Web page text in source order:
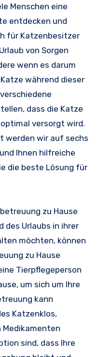
Menschen eine
entdecken und
für Katzenbesitzer
von Sorgen
wenn es darum
während dieser
dass die Katze
versorgt wird.
werden wir auf sechs
Ihnen hilfreiche
die beste Lösung für
zu Hause
des Urlaubs in ihrer
möchten, können
zu Hause
Tierpflegeperson
um sich um Ihre
kann
Katzenklos,
Medikamenten
sind, dass Ihre